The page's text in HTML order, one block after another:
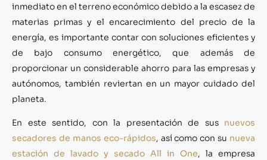
inmediato en el terreno económico debido a la escasez de
materias primas y el encarecimiento del precio de la
energía, es importante contar con soluciones eficientes y
de bajo consumo energético, que además de
proporcionar un considerable ahorro para las empresas y
autónomos, también reviertan en un mayor cuidado del
planeta.
En este sentido, con la presentación de sus nuevos
secadores de manos eco-rápidos, así como con su nueva
estación de lavado y secado All in One, la empresa